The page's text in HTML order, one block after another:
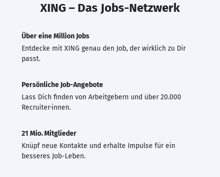
XING – Das Jobs-Netzwerk
Über eine Million Jobs
Entdecke mit XING genau den Job, der wirklich zu Dir
passt.
Persönliche Job-Angebote
Lass Dich finden von Arbeitgebern und über 20.000
Recruiter·innen.
21 Mio. Mitglieder
Knüpf neue Kontakte und erhalte Impulse für ein
besseres Job-Leben.